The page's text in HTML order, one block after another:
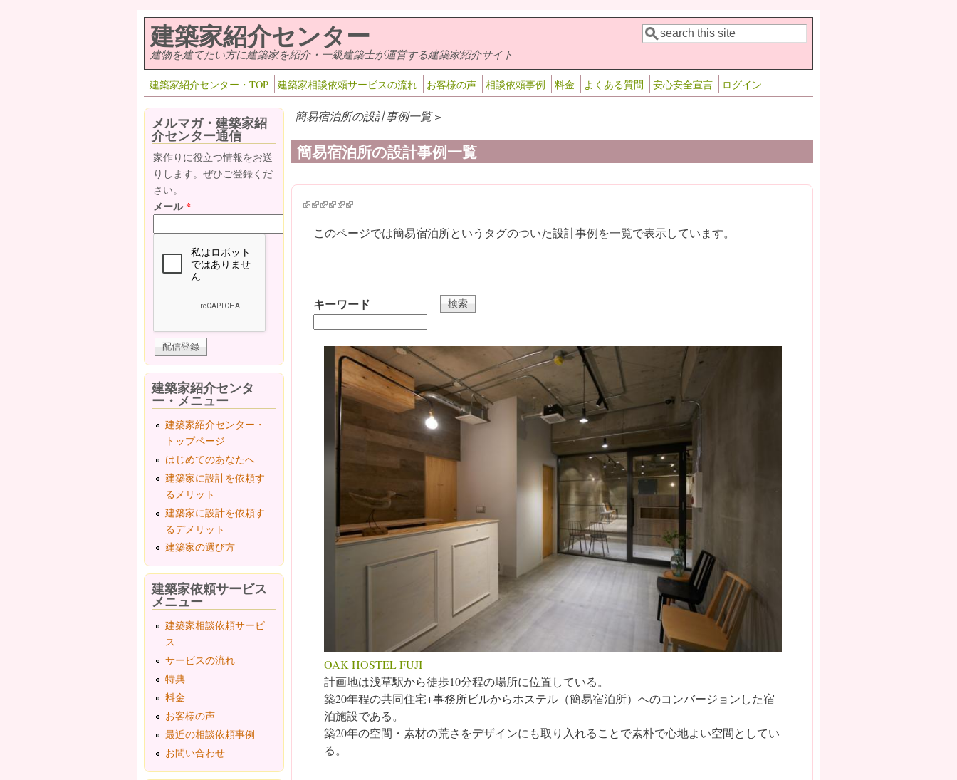
建築家紹介センター
建物を建てたい方に建築家を紹介・一級建築士が運営する建築家紹介サイト 検索フォーム
検索
建築家紹介センター・TOP 建築家相談依頼サービスの流れ お客様の声 相談依頼事例 料金 よくある質問 安心安全宣言 ログイン
簡易宿泊所の設計事例一覧 >
簡易宿泊所の設計事例一覧
(link is external)
(link is external)
(link is external)
(link is external)
(link is external)
(link is external)
このページでは簡易宿泊所というタグのついた設計事例を一覧で表示しています。
キーワード
OAK HOSTEL FUJI
計画地は浅草駅から徒歩10分程の場所に位置している。
築20年程の共同住宅+事務所ビルからホステル（簡易宿泊所）へのコンバージョンした宿
泊施設である。
築20年の空間・素材の荒さをデザインにも取り入れることで素朴で心地よい空間としてい
る。
メルマガ・建築家紹
介センター通信
家作りに役立つ情報をお送
りします。ぜひご登録くだ
さい。
メール*
建築家紹介センタ
ー・メニュー
建築家紹介センター・
トップページ
はじめてのあなたへ
建築家に設計を依頼す
るメリット
建築家に設計を依頼す
るデメリット
建築家の選び方
建築家依頼サービス
メニュー
建築家相談依頼サービ
ス
サービスの流れ
特典
料金
お客様の声
最近の相談依頼事例
お問い合わせ